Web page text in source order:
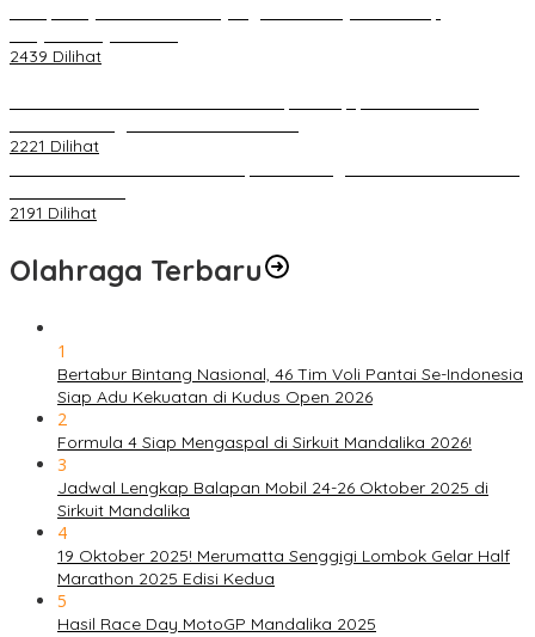
2439 Dilihat
2221 Dilihat
2191 Dilihat
Olahraga Terbaru
1
Bertabur Bintang Nasional, 46 Tim Voli Pantai Se-Indonesia
Siap Adu Kekuatan di Kudus Open 2026
2
Formula 4 Siap Mengaspal di Sirkuit Mandalika 2026!
3
Jadwal Lengkap Balapan Mobil 24-26 Oktober 2025 di
Sirkuit Mandalika
4
19 Oktober 2025! Merumatta Senggigi Lombok Gelar Half
Marathon 2025 Edisi Kedua
5
Hasil Race Day MotoGP Mandalika 2025